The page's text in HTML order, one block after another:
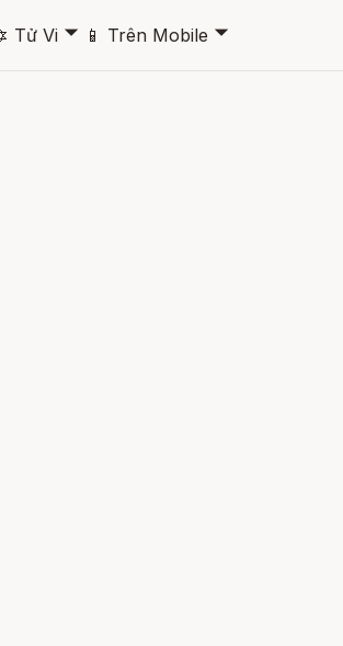
Tử Vi 🞃 📱 Trên Mobile 🞃